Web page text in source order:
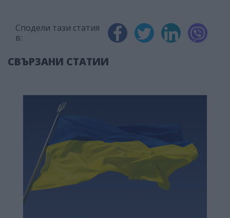
Сподели тази статия
в:
СВЪРЗАНИ СТАТИИ